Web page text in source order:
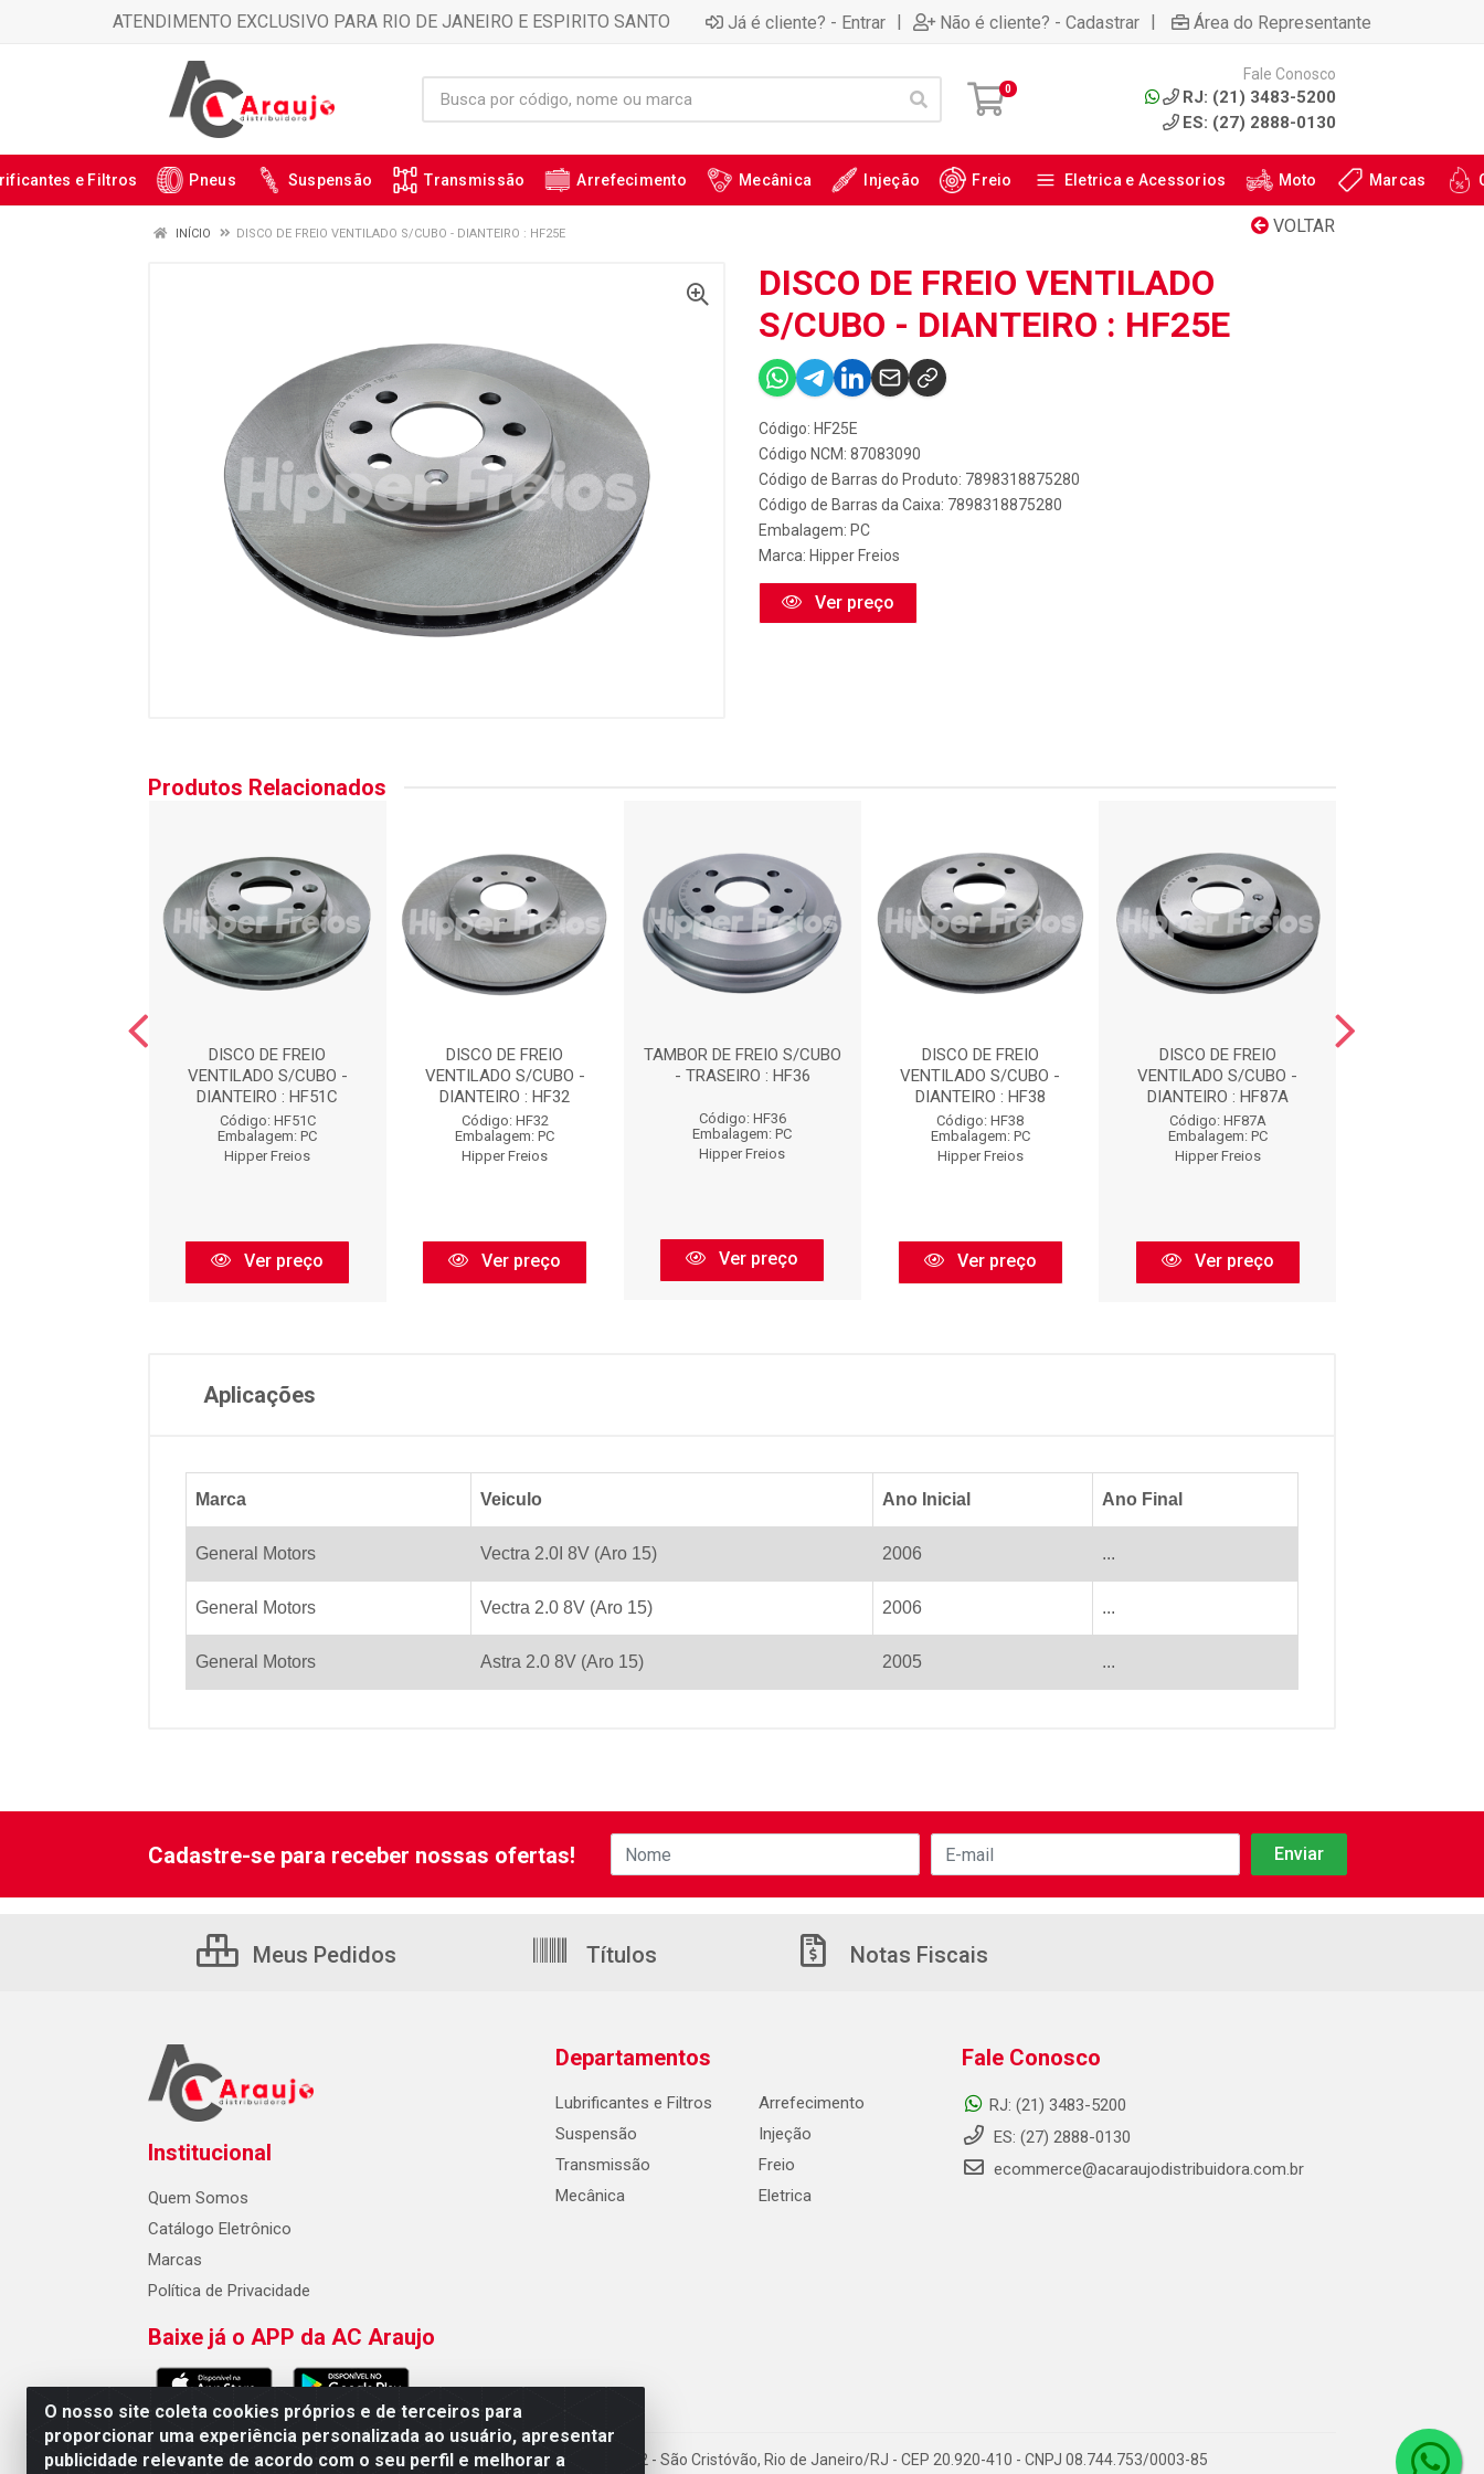
ATENDIMENTO EXCLUSIVO PARA RIO DE JANEIRO E ESPIRITO SANTO Já é cliente? - Entrar | Não é cliente? - Cadastrar | Área do Representante
0
Fale Conosco
RJ: (21) 3483-5200
ES: (27) 2888-0130
e Filtros Pneus Suspensão Transmissão Arrefecimento Mecânica Injeção Freio Eletrica e Acessorios Moto Marcas
VOLTAR
INÍCIO DISCO DE FREIO VENTILADO S/CUBO - DIANTEIRO : HF25E
DISCO DE FREIO VENTILADO
S/CUBO - DIANTEIRO : HF25E
Código: HF25E
Código NCM: 87083090
Código de Barras do Produto: 7898318875280
Código de Barras da Caixa: 7898318875280
Embalagem: PC
Marca: Hipper Freios
Ver preço
Produtos Relacionados
DISCO DE FREIO
VENTILADO S/CUBO -
DIANTEIRO : HF51C
Código: HF51C
Embalagem: PC
Hipper Freios
Ver preço
DISCO DE FREIO
VENTILADO S/CUBO -
DIANTEIRO : HF32
Código: HF32
Embalagem: PC
Hipper Freios
Ver preço
TAMBOR DE FREIO S/CUBO
- TRASEIRO : HF36
Código: HF36
Embalagem: PC
Hipper Freios
Ver preço
DISCO DE FREIO
VENTILADO S/CUBO -
DIANTEIRO : HF38
Código: HF38
Embalagem: PC
Hipper Freios
Ver preço
DISCO DE FREIO
VENTILADO S/CUBO -
DIANTEIRO : HF87A
Código: HF87A
Embalagem: PC
Hipper Freios
Ver preço
Aplicações
Marca Veiculo Ano Inicial Ano Final
General Motors Vectra 2.0I 8V (Aro 15) 2006 ...
General Motors Vectra 2.0 8V (Aro 15) 2006 ...
General Motors Astra 2.0 8V (Aro 15) 2005 ...
O nosso site coleta cookies próprios e de terceiros para
proporcionar uma experiência personalizada ao usuário, apresentar
publicidade relevante de acordo com o seu perfil e melhorar a
Cadastre-se para receber nossas ofertas!
Meus Pedidos Títulos Notas Fiscais
Institucional
Quem Somos
Catálogo Eletrônico
Marcas
Política de Privacidade
Baixe já o APP da AC Araujo
Departamentos
Lubrificantes e Filtros
Suspensão
Transmissão
Mecânica
Arrefecimento
Injeção
Freio
Eletrica
Fale Conosco
RJ: (21) 3483-5200
ES: (27) 2888-0130
ecommerce@acaraujodistribuidora.com.br
AC Araujo Distribuidora - Rua Carneiro de Campos, 42 - São Cristóvão, Rio de Janeiro/RJ - CEP 20.920-410 - CNPJ 08.744.753/0003-85